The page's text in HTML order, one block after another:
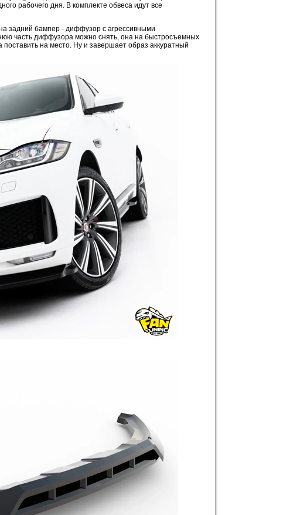
рабочего дня. В комплекте обвеса идут все
задний бампер - диффузор с агрессивными
часть диффузора можно снять, она на быстросъемных
на место. Ну и завершает образ аккуратный